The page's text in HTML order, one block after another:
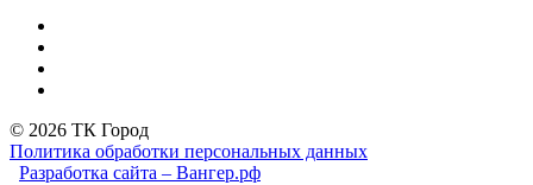
© 2026 ТК Город
Политика обработки персональных данных
Разработка сайта – Вангер.рф